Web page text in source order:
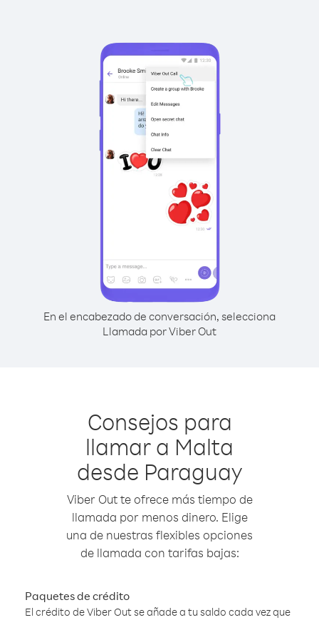
En el encabezado de conversación, selecciona
Llamada por Viber Out
Consejos para
llamar a Malta
desde Paraguay
Viber Out te ofrece más tiempo de
llamada por menos dinero. Elige
una de nuestras flexibles opciones
de llamada con tarifas bajas:
Paquetes de crédito
El crédito de Viber Out se añade a tu saldo cada vez que